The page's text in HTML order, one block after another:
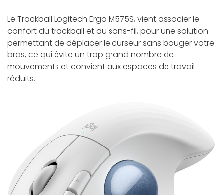
Le Trackball Logitech Ergo M575S, vient associer le
confort du trackball et du sans-fil, pour une solution
permettant de déplacer le curseur sans bouger votre
bras, ce qui évite un trop grand nombre de
mouvements et convient aux espaces de travail
réduits.